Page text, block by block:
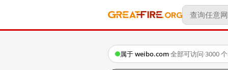
属于 weibo.com·全部可访问·3000